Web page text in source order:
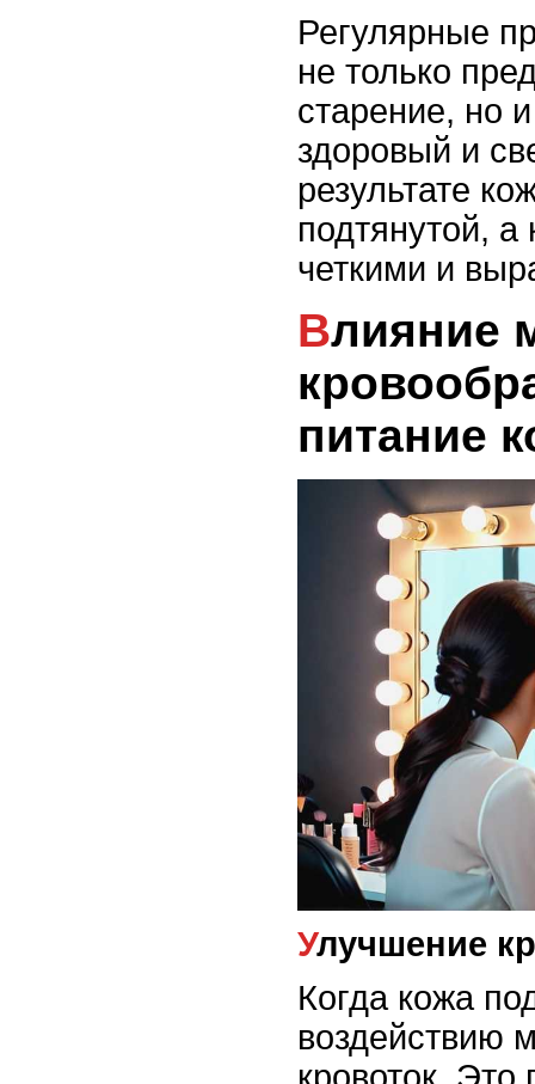
Регулярные
не только
старение, но
здоровый и
результате
подтянутой,
четкими и
Влияние массажа на
питание
Улучшение
Когда кожа
воздействию